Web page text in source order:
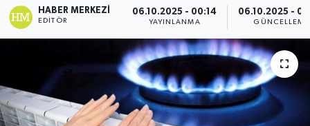
HABER MERKEZI
EDITÖR
06.10.2025 - 00:14
YAYINLANMA
06.10.2025 -
GÜNCELLEME